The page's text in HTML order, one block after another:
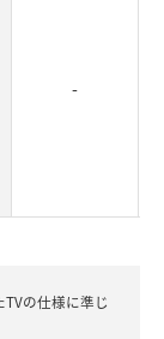
-
の仕様に準じ